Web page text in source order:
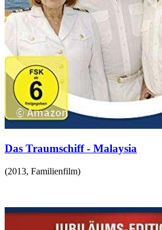
Das Traumschiff - Malaysia
(2013, Familienfilm)